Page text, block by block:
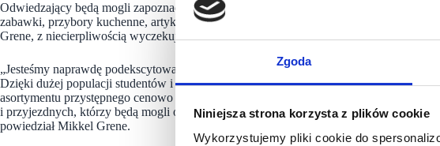
Zgoda
Niniejsza strona korzysta z plików cookie
Wykorzystujemy pliki cookie do
Odwiedzający będą mogli zapoznać się z ofertą Søstrene Grene obejmującą artykuły
zabawki, przybory kuchenne, artykuły papiernicze i wiele innych. Dyrektor generalny
Grene, z niecierpliwością wyczekuje otwarcia i mówi:
„Jesteśmy naprawdę podekscytowani faktem, że możemy wprowadzić wspaniały świat
Dzięki dużej populacji studentów i tętniącej życiem lokalnej społeczności Wrocław jest
asortymentu przystępnego cenowo skandynawskiego designu. Nie mogę się doczekać,
i przyjezdnych, którzy będą mogli odkrywać i zanurzyć się w naszym sensorycznym
powiedział Mikkel Grene.